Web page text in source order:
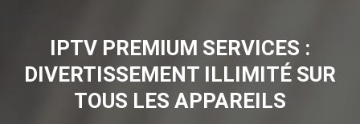
IPTV PREMIUM SERVICES :
DIVERTISSEMENT ILLIMITÉ SUR
TOUS LES APPAREILS